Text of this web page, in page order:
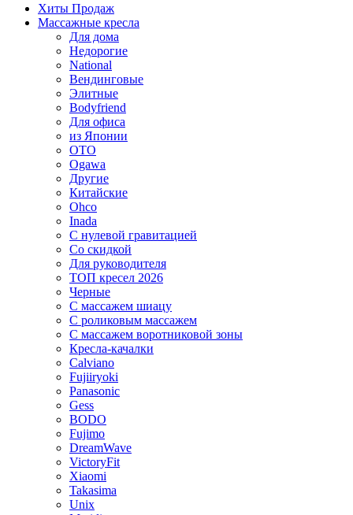
Хиты Продаж
Массажные кресла
Для дома
Недорогие
National
Вендинговые
Элитные
Bodyfriend
Для офиса
из Японии
OTO
Ogawa
Другие
Китайские
Ohco
Inada
С нулевой гравитацией
Со скидкой
Для руководителя
ТОП кресел 2026
Черные
С массажем шиацу
С роликовым массажем
С массажем воротниковой зоны
Кресла-качалки
Calviano
Fujiiryoki
Panasonic
Gess
BODO
Fujimo
DreamWave
VictoryFit
Xiaomi
Takasima
Unix